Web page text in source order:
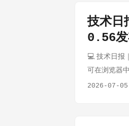
厂垂直整合
注标识 美国
Spotify、
经 | 时间：
智能大模型
操作中的泛
电池设计。
更换的电池
求。 💰
Halo 系列开
技术日
0.56
💻 技术日报
可在浏览器
与原生异常
2026-07-05